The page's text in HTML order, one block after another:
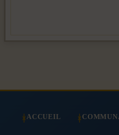
ACCUEIL